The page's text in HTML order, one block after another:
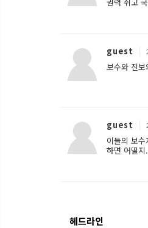
guest
보수와 진
guest
이들의 보
하면 어떨지
헤드라인